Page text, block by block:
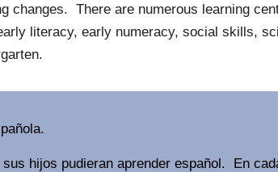
changes. There are numerous learning
literacy, early numeracy, social skills,
hijos pudieran aprender español. En